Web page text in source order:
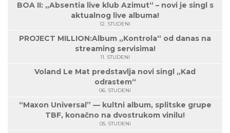
BOA II: „Absentia live klub Azimut“ – novi je singl s
aktualnog live albuma!
12. STUDENI
PROJECT MILLION:Album „Kontrola“ od danas na
streaming servisima!
11. STUDENI
Voland Le Mat predstavlja novi singl „Kad
odrastem“
06. STUDENI
“Maxon Universal” — kultni album, splitske grupe
TBF, konačno na dvostrukom vinilu!
05. STUDENI